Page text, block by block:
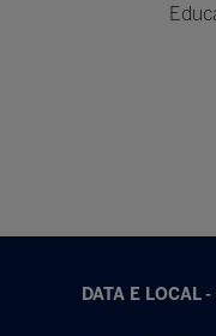
DATA E LOCAL